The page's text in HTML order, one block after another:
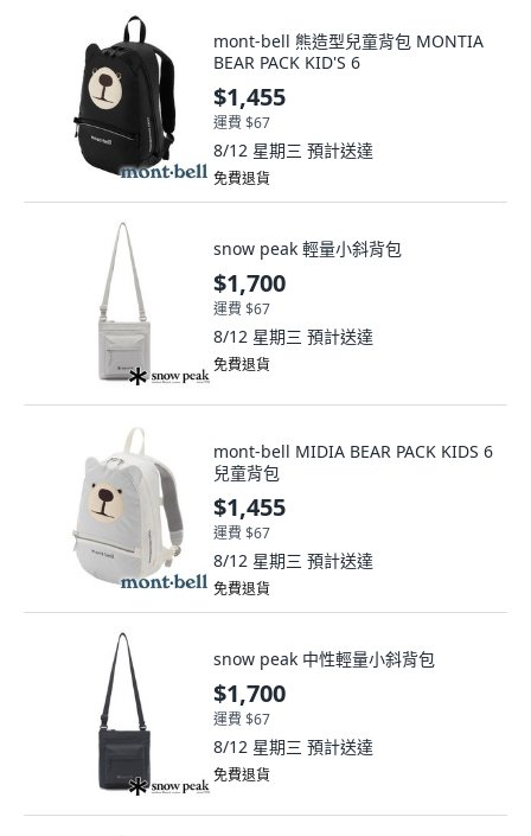
mont-bell 熊造型兒童背包 MONTIA
BEAR PACK KID'S 6
$1,455
運費 $67
8/12 星期三 預計送達
免費退貨
snow peak 輕量小斜背包
$1,700
運費 $67
8/12 星期三 預計送達
免費退貨
mont-bell MIDIA BEAR PACK KIDS 6
兒童背包
$1,455
運費 $67
8/12 星期三 預計送達
免費退貨
snow peak 中性輕量小斜背包
$1,700
運費 $67
8/12 星期三 預計送達
免費退貨